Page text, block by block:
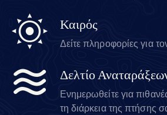
Καιρός
Δείτε πληροφορίες για
Δελτίο
Ενημερωθείτε για
τη διάρκεια της πτήσης